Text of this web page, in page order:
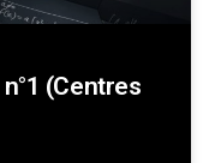
(Centres